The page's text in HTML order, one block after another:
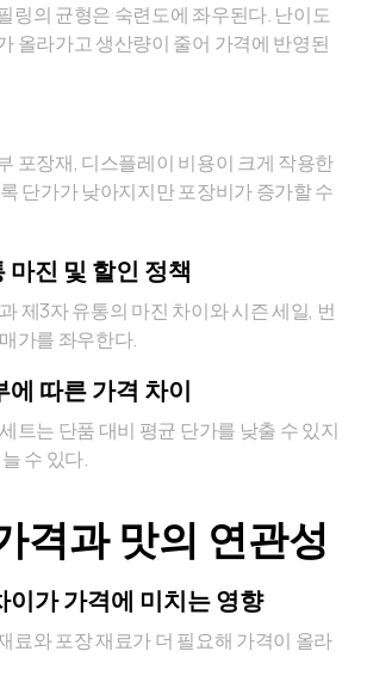
링의 균형은 숙련도에 좌우된다. 난이도
올라가고 생산량이 줄어 가격에 반영된
포장재, 디스플레이 비용이 크게 작용한
단가가 낮아지지만 포장비가 증가할 수
마진 및 할인 정책
제3자 유통의 마진 차이와 시즌 세일, 번
가를 좌우한다.
에 따른 가격 차이
트는 단품 대비 평균 단가를 낮출 수 있지
수 있다.
격과 맛의 연관성
이가 가격에 미치는 영향
료와 포장 재료가 더 필요해 가격이 올라